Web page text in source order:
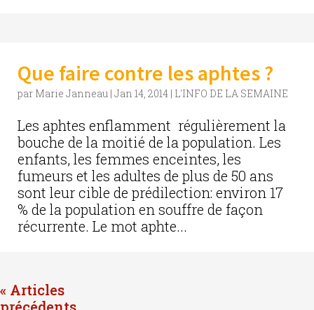
Que faire contre les aphtes ?
par Marie Janneau | Jan 14, 2014 | L'INFO DE LA SEMAINE
Les aphtes enflamment régulièrement la
bouche de la moitié de la population. Les
enfants, les femmes enceintes, les
fumeurs et les adultes de plus de 50 ans
sont leur cible de prédilection: environ 17
% de la population en souffre de façon
récurrente. Le mot aphte...
« Entrées précédentes